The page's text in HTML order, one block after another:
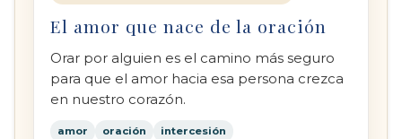
El amor que nace de la oración
Orar por alguien es el camino más seguro
para que el amor hacia esa persona crezca
en nuestro corazón.
amor oración intercesión